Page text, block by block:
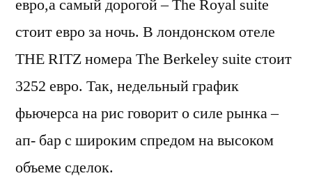
евро,а самый дорогой – The Royal suite
стоит евро за ночь. В лондонском отеле
THE RITZ номера The Berkeley suite стоит
3252 евро. Так, недельный график
фьючерса на рис говорит о силе рынка –
ап- бар с широким спредом на высоком
объеме сделок.